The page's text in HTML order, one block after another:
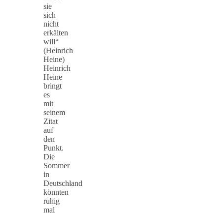
sie
sich
nicht
erkälten
will“
(Heinrich
Heine)
Heinrich
Heine
bringt
es
mit
seinem
Zitat
auf
den
Punkt.
Die
Sommer
in
Deutschland
könnten
ruhig
mal